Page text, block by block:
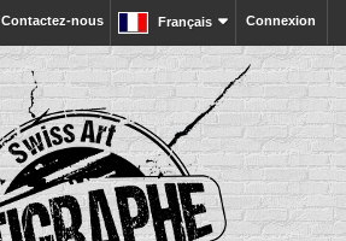
Connexion
Français
Contactez-nous